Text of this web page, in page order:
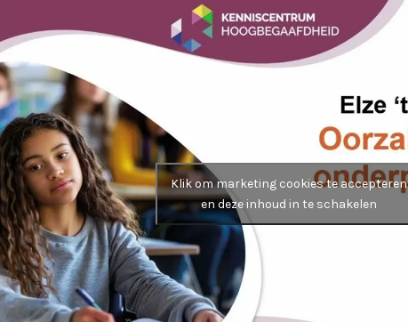
Klik om marketing cookies te accepteren
en deze inhoud in te schakelen